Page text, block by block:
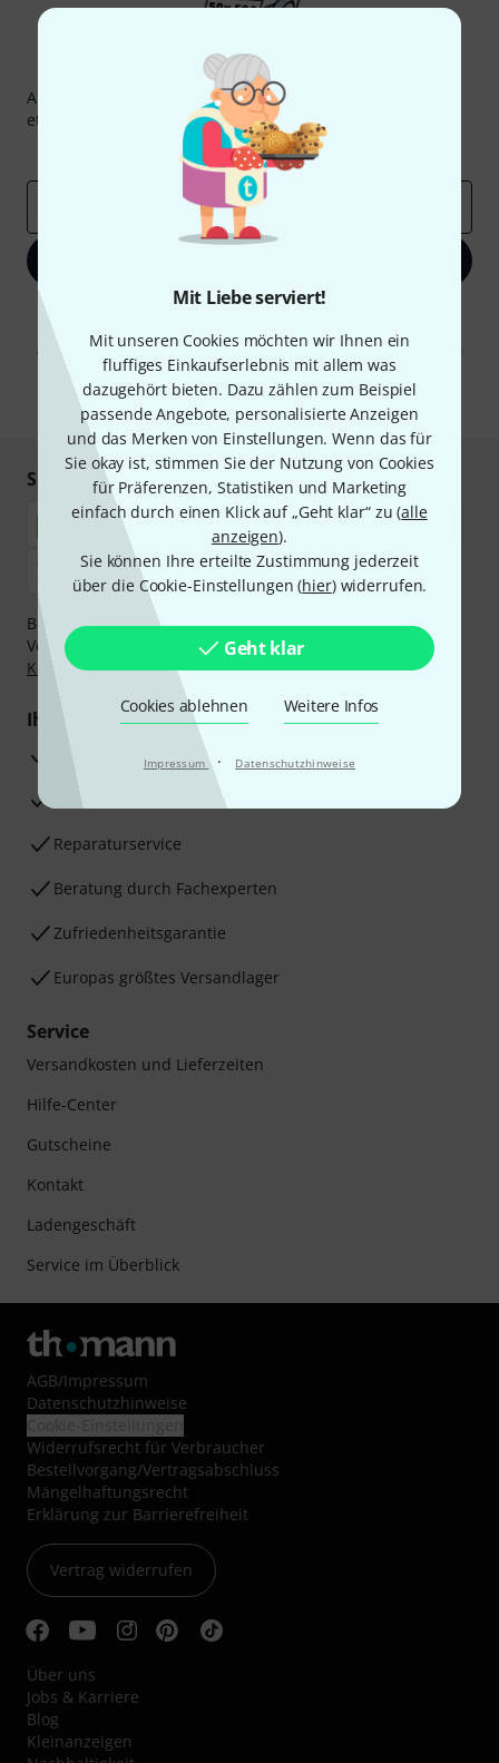
Mit Liebe serviert!
Mit unseren Cookies möchten wir Ihnen ein
fluffiges Einkaufserlebnis mit allem was
dazugehört bieten. Dazu zählen zum Beispiel
passende Angebote, personalisierte Anzeigen
und das Merken von Einstellungen. Wenn das für
Sie okay ist, stimmen Sie der Nutzung von Cookies
für Präferenzen, Statistiken und Marketing
einfach durch einen Klick auf „Geht klar“ zu (alle
anzeigen).
Sie können Ihre erteilte Zustimmung jederzeit
über die Cookie-Einstellungen (hier) widerrufen.
Geht klar
Cookies ablehnen Weitere Infos
Impressum · Datenschutzhinweise
Thomann Newsletter
Abonniere den Thomann Newsletter und gewinne mit
etwas Glück einen von50 Gutscheinenüber jeweils
Inspirierende Beiträge
Deals
Mit Klick auf „Jetzt anmelden“ stimmen Sie dem Erhalt von E-Mail-
Werbung und einer Messung des E-Mail-Nutzungsverhaltens zu. Die
Abmeldung ist jederzeit möglich. Weitere Informationen finden Sie in
unserenDatenschutzhinweisen.
Sicher einkaufen & bezahlen
Bezahlen Sie vertraulich und sicher per Nachnahme,
Vorkasse, PayPal, Amazon Pay,Klarna Sofort bezahlen
,
Klarna Ratenzahlungoder Kreditkarte.
Ihre Vorteile
3 Jahre Thomann Garantie
30 Tage Money-Back-Garantie
Reparaturservice
Beratung durch Fachexperten
Zufriedenheitsgarantie
Europas größtes Versandlager
Service
Versandkosten und Lieferzeiten
Hilfe-Center
Gutscheine
Kontakt
Ladengeschäft
Service im Überblick
AGB/Impressum
Datenschutzhinweise
Widerrufsrecht für Verbraucher
Bestellvorgang/Vertragsabschluss
Mängelhaftungsrecht
Erklärung zur Barrierefreiheit
Vertrag widerrufen
Über uns
Jobs & Karriere
Blog
Kleinanzeigen